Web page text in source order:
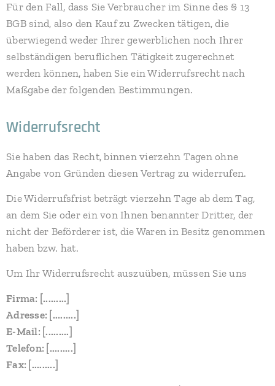
Für den Fall, dass Sie Verbraucher im Sinne des § 13
BGB sind, also den Kauf zu Zwecken tätigen, die
überwiegend weder Ihrer gewerblichen noch Ihrer
selbständigen beruflichen Tätigkeit zugerechnet
werden können, haben Sie ein Widerrufsrecht nach
Maßgabe der folgenden Bestimmungen.
Widerrufsrecht
Sie haben das Recht, binnen vierzehn Tagen ohne
Angabe von Gründen diesen Vertrag zu widerrufen.
Die Widerrufsfrist beträgt vierzehn Tage ab dem Tag,
an dem Sie oder ein von Ihnen benannter Dritter, der
nicht der Beförderer ist, die Waren in Besitz genommen
haben bzw. hat.
Um Ihr Widerrufsrecht auszuüben, müssen Sie uns
Firma: [.........]
Adresse: [.........]
E-Mail: [.........]
Telefon: [.........]
Fax: [.........]